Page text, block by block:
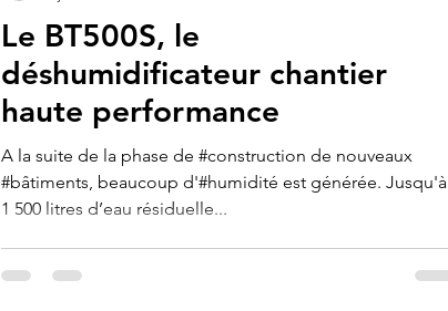
Le BT500S, le
déshumidificateur chantier
haute performance
A la suite de la phase de #construction de nouveaux
#bâtiments, beaucoup d'#humidité est générée. Jusqu'à
1 500 litres d’eau résiduelle...